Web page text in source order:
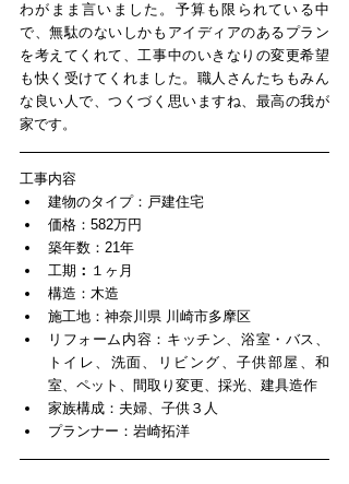
わがまま言いました。予算も限られている中
で、無駄のないしかもアイディアのあるプラン
を考えてくれて、工事中のいきなりの変更希望
も快く受けてくれました。職人さんたちもみん
な良い人で、つくづく思いますね、最高の我が
家です。
工事内容​
建物のタイプ：戸建住宅
価格：582万円
築年数：21年
工期 ： １ヶ月
構造：木造
施工地：神奈川県 川崎市多摩区
リフォーム内容：キッチン、浴室・バス、
トイレ、洗面、リビング、子供部屋、和
室、ペット、間取り変更、採光、建具造作
家族構成：夫婦、子供３人
プランナー：岩崎拓洋